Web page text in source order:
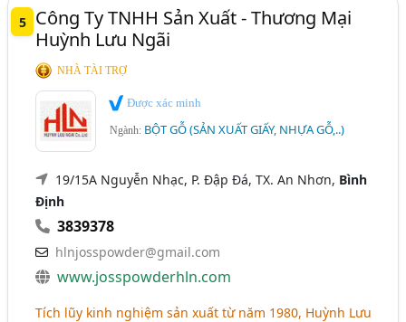
5
Công Ty TNHH Sản Xuất - Thương Mại
Huỳnh Lưu Ngãi
NHÀ TÀI TRỢ
Được xác minh
Ngành: BỘT GỖ (SẢN XUẤT GIẤY, NHỰA GỖ,..)
19/15A Nguyễn Nhạc, P. Đập Đá, TX. An Nhơn, Bình
Định
3839378
hlnjosspowder@gmail.com
www.josspowderhln.com
Tích lũy kinh nghiệm sản xuất từ năm 1980, Huỳnh Lưu